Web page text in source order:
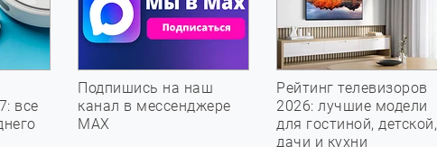
все
Подпишись на наш
канал в мессенджере
МАХ
Рейтинг телевизоров
2026: лучшие модели
для гостиной, детской,
дачи и кухни